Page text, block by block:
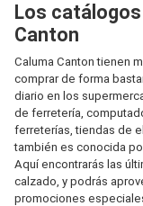
Los
Canton
Caluma Canton tienen
comprar de forma
diario en los
de ferretería,
ferreterías, tiendas de
también es conocida
Aquí encontrarás las
calzado, y podrás
promociones